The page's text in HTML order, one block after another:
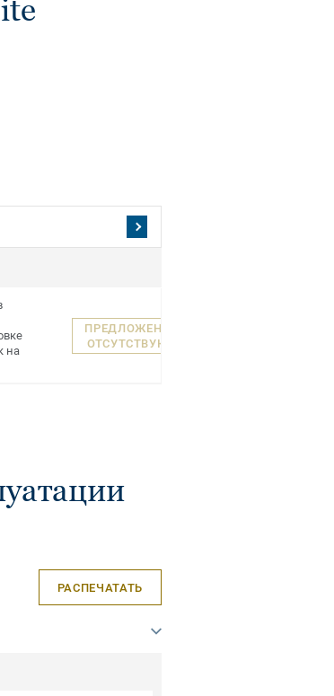
на
ПРЕДЛОЖЕНИЯ
ОТСУТСТВУЮТ
РАСПЕЧАТАТЬ